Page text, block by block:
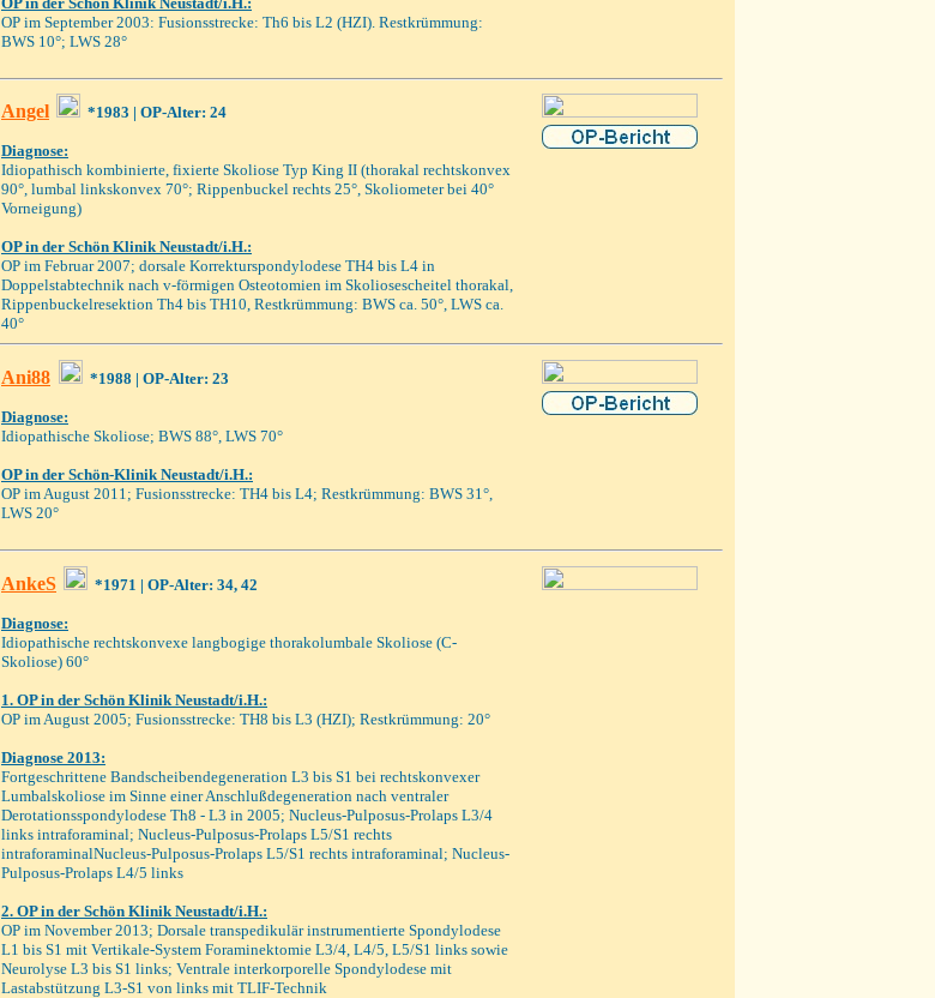
OP im September 2003: Fusionsstrecke: Th6 bis L2 (HZI). Restkrümmung:
BWS 10°; LWS 28°
Angel *1983 | OP-Alter: 24
Diagnose:
Idiopathisch kombinierte, fixierte Skoliose Typ King II (thorakal rechtskonvex
90°, lumbal linkskonvex 70°; Rippenbuckel rechts 25°, Skoliometer bei 40°
Vorneigung)
OP in der Schön Klinik Neustadt/i.H.:
OP im Februar 2007; dorsale Korrekturspondylodese TH4 bis L4 in
Doppelstabtechnik nach v-förmigen Osteotomien im Skoliosescheitel thorakal,
Rippenbuckelresektion Th4 bis TH10, Restkrümmung: BWS ca. 50°, LWS ca.
40°
Ani88 *1988 | OP-Alter: 23
Diagnose:
Idiopathische Skoliose; BWS 88°, LWS 70°
OP in der Schön-Klinik Neustadt/i.H.:
OP im August 2011; Fusionsstrecke: TH4 bis L4; Restkrümmung: BWS 31°,
LWS 20°
AnkeS *1971 | OP-Alter: 34, 42
Diagnose:
Idiopathische rechtskonvexe langbogige thorakolumbale Skoliose (C-
Skoliose) 60°
1. OPin der Schön Klinik Neustadt/i.H.:
OP im August 2005; Fusionsstrecke: TH8 bis L3 (HZI); Restkrümmung: 20°
Diagnose 2013:
Fortgeschrittene Bandscheibendegeneration L3 bis S1 bei rechtskonvexer
Lumbalskoliose im Sinne einer Anschlußdegeneration nach ventraler
Derotationsspondylodese Th8 - L3 in 2005; Nucleus-Pulposus-Prolaps L3/4
links intraforaminal; Nucleus-Pulposus-Prolaps L5/S1 rechts
intraforaminalNucleus-Pulposus-Prolaps L5/S1 rechts intraforaminal; Nucleus-
Pulposus-Prolaps L4/5 links
2. OPin der Schön Klinik Neustadt/i.H.:
OP im November 2013; Dorsale transpedikulär instrumentierte Spondylodese
L1 bis S1 mit Vertikale-System Foraminektomie L3/4, L4/5, L5/S1 links sowie
Neurolyse L3 bis S1 links; Ventrale interkorporelle Spondylodese mit
Lastabstützung L3-S1 von links mit TLIF-Technik